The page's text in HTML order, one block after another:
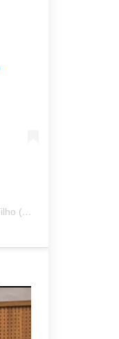
Um post compartilhado por Queiroz Filho (@queirozmfilho)